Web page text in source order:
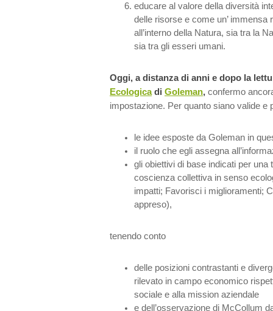
educare al valore della diversità
delle risorse e come un’
all’interno della Natura, sia tra la
sia tra gli esseri umani.
Oggi, a distanza di anni e dopo la
Ecologicadi Goleman, confermo
impostazione. Per quanto siano valide e
le idee esposte da Goleman in
il ruolo che egli assegna
gli obiettivi di base indicati per una
coscienza collettiva in senso
impatti; Favorisci i miglioramenti;
appreso),
tenendo conto
delle posizioni contrastanti e
rilevato in campo economico
sociale e alla mission aziendale
e dell’osservazione di McCollum